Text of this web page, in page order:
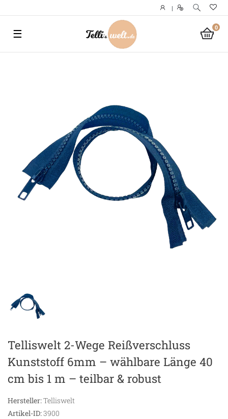
|
0
☰
Telliswelt 2-Wege Reißverschluss
Kunststoff 6mm – wählbare Länge 40
cm bis 1 m – teilbar & robust
Hersteller:Telliswelt
Artikel-ID:3900